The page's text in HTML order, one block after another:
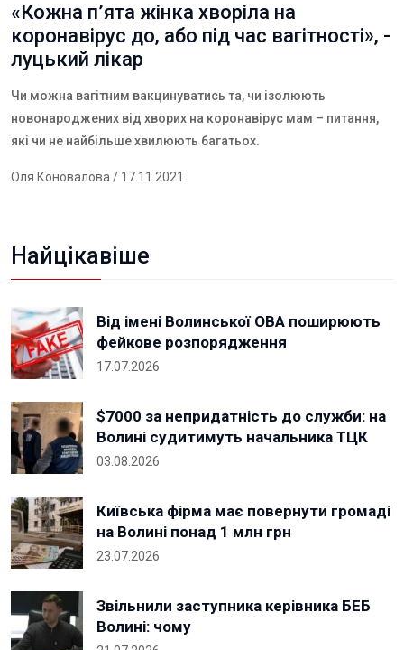
«Кожна п’ята жінка хворіла на
коронавірус до, або під час вагітності», -
луцький лікар
Чи можна вагітним вакцинуватись та, чи ізолюють
новонароджених від хворих на коронавірус мам – питання,
які чи не найбільше хвилюють багатьох.
Оля Коновалова / 17.11.2021
Найцікавіше
Від імені Волинської ОВА поширюють
фейкове розпорядження
17.07.2026
$7000 за непридатність до служби: на
Волині судитимуть начальника ТЦК
03.08.2026
Київська фірма має повернути громаді
на Волині понад 1 млн грн
23.07.2026
Звільнили заступника керівника БЕБ
Волині: чому